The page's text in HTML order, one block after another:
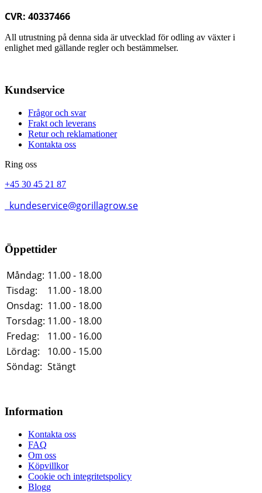
CVR: 40337466
All utrustning på denna sida är utvecklad för odling av växter i
enlighet med gällande regler och bestämmelser.
Kundservice
Frågor och svar
Frakt och leverans
Retur och reklamationer
Kontakta oss
Ring oss
+45 30 45 21 87
kundeservice@gorillagrow.se
Öppettider
Måndag: 11.00 - 18.00
Tisdag:
11.00 - 18.00
Onsdag: 11.00 - 18.00
Torsdag: 11.00 - 18.00
Fredag:
11.00 - 16.00
Lördag:
10.00 - 15.00
Söndag: Stängt
Information
Kontakta oss
FAQ
Om oss
Köpvillkor
Cookie och integritetspolicy
Blogg